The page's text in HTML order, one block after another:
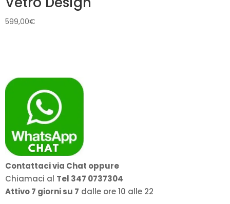
599,00€
Contattaci via Chat oppure
Chiamaci al Tel 347 0737304
Attivo 7 giorni su 7 dalle ore 10 alle 22